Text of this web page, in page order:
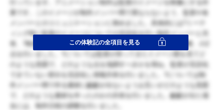
行っています。アニメーション制作は監督のイメージを映像にする作
業です。このイメージが制作メンバー間で異ならないよう、監督や各
メンバーとのコミュニケーションに努めました。具体的には?ミーテ
ィング時に監督のイメージについての言語化を行い制作メンバーと共
有、?制作メンバー間でイメージに齟齬が出た場合の連絡と調整、の2
点を行いました。?については監督が持ってきたイメージ図を見てど
のような意図で、どのような点を強調すべきかを尋ね、監督が言語化
できていない部分を言語化し情報共有を行いました。?については制
作メンバー間で作る素材に齟齬が出ないようお互いがどのような意図
で、どのような素材を作ったのかの共有を行いました。齟齬が出た場
合には、制作日程の調整を行いました。
この体験記の全項目を見る